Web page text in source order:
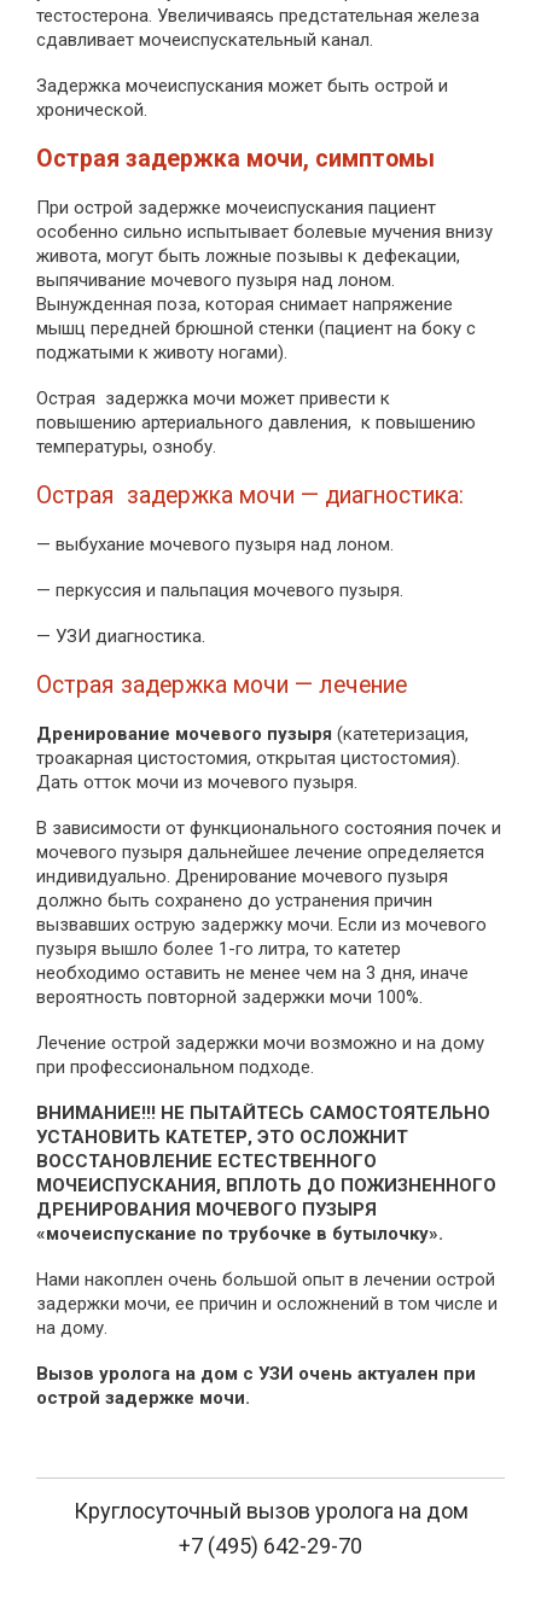
тестостерона. Увеличиваясь предстательная железа
сдавливает мочеиспускательный канал.
Задержка мочеиспускания может быть острой и
хронической.
Острая задержка мочи, симптомы
При острой задержке мочеиспускания пациент
особенно сильно испытывает болевые мучения внизу
живота, могут быть ложные позывы к дефекации,
выпячивание мочевого пузыря над лоном.
Вынужденная поза, которая снимает напряжение
мышц передней брюшной стенки (пациент на боку с
поджатыми к животу ногами).
Острая задержка мочи может привести к
повышению артериального давления, к повышению
температуры, ознобу.
Острая задержка мочи — диагностика:
— выбухание мочевого пузыря над лоном.
— перкуссия и пальпация мочевого пузыря.
— УЗИ диагностика.
Острая задержка мочи — лечение
Дренирование мочевого пузыря (катетеризация,
троакарная цистостомия, открытая цистостомия).
Дать отток мочи из мочевого пузыря.
В зависимости от функционального состояния почек и
мочевого пузыря дальнейшее лечение определяется
индивидуально. Дренирование мочевого пузыря
должно быть сохранено до устранения причин
вызвавших острую задержку мочи. Если из мочевого
пузыря вышло более 1-го литра, то катетер
необходимо оставить не менее чем на 3 дня, иначе
вероятность повторной задержки мочи 100%.
Лечение острой задержки мочи возможно и на дому
при профессиональном подходе.
ВНИМАНИЕ!!! НЕ ПЫТАЙТЕСЬ САМОСТОЯТЕЛЬНО
УСТАНОВИТЬ КАТЕТЕР, ЭТО ОСЛОЖНИТ
ВОССТАНОВЛЕНИЕ ЕСТЕСТВЕННОГО
МОЧЕИСПУСКАНИЯ, ВПЛОТЬ ДО ПОЖИЗНЕННОГО
ДРЕНИРОВАНИЯ МОЧЕВОГО ПУЗЫРЯ
«мочеиспускание по трубочке в бутылочку».
Нами накоплен очень большой опыт в лечении острой
задержки мочи, ее причин и осложнений в том числе и
на дому­­­­­­­­­­­­­­­­­­­­­­­­­­­­­.
Вызов уролога на дом с УЗИ очень актуален при
острой задержке мочи.
Круглосуточный вызов уролога на дом
+7 (495) 642-29-70